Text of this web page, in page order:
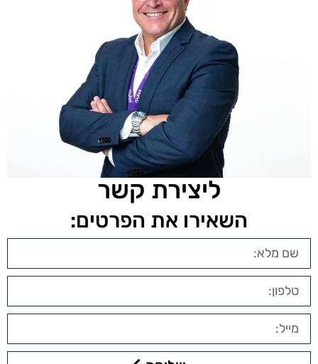
ליצירת קשר
השאירו את הפרטים: